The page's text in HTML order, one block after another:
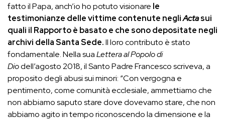
fatto il Papa, anch’io ho potuto visionare le
testimonianze delle vittime contenute negliActasui
quali il Rapporto è basato e che sono depositate negli
archivi della Santa Sede.Il loro contributo è stato
fondamentale. Nella suaLettera al Popolo di
Diodell’agosto 2018, il Santo Padre Francesco scriveva, a
proposito degli abusi sui minori: “Con vergogna e
pentimento, come comunità ecclesiale, ammettiamo che
non abbiamo saputo stare dove dovevamo stare, che non
abbiamo agito in tempo riconoscendo la dimensione e la